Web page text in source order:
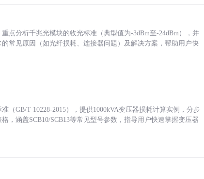
点分析千兆光模块的收光标准（典型值为-3dBm至-24dBm），并
常见原因（如光纤损耗、连接器问题）及解决方案，帮助用户快
（GB/T 10228-2015），提供1000kVA变压器损耗计算实例，分步
，涵盖SCB10/SCB13等常见型号参数，指导用户快速掌握变压器